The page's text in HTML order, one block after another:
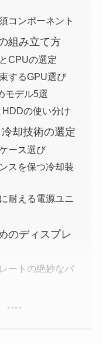
コンポーネント
組み立て方
CPUの選定
するGPU選び
モデル5選
の使い分け
却技術の選定
ース選び
スを保つ冷却装
耐える電源ユニ
のディスプレ
ートの絶妙なバ